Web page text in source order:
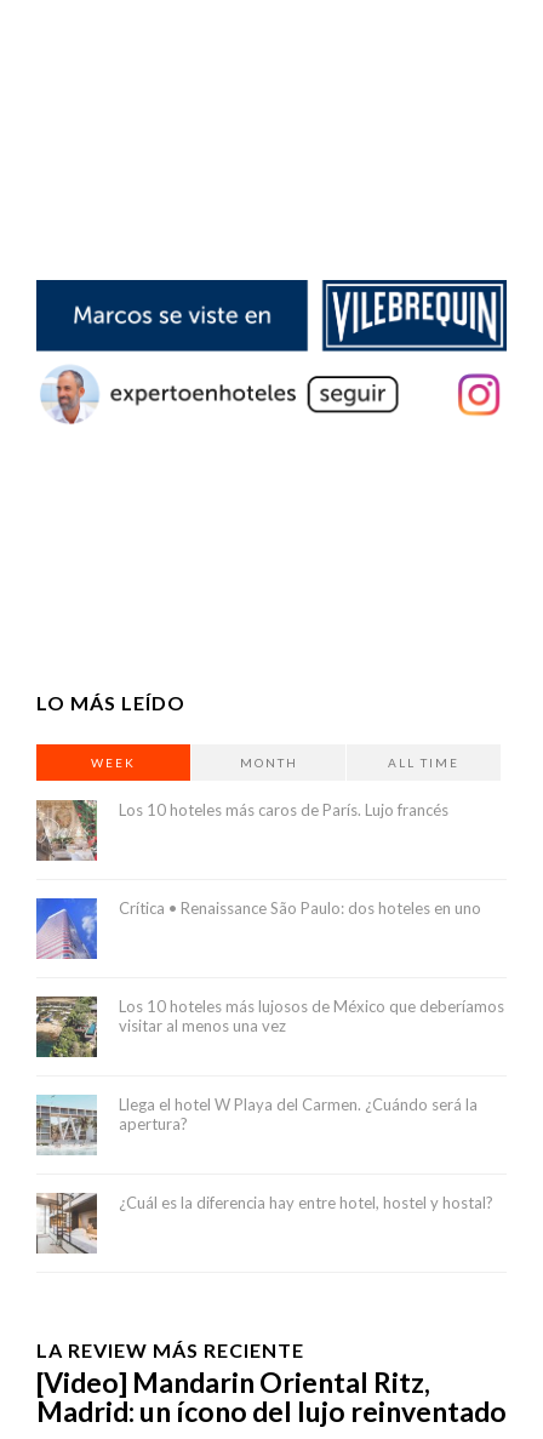
LO MÁS LEÍDO
WEEK MONTH ALL TIME
Los 10 hoteles más caros de París. Lujo francés
Crítica • Renaissance São Paulo: dos hoteles en uno
Los 10 hoteles más lujosos de México que deberíamos
visitar al menos una vez
Llega el hotel W Playa del Carmen. ¿Cuándo será la
apertura?
¿Cuál es la diferencia hay entre hotel, hostel y hostal?
LA REVIEW MÁS RECIENTE
[Video] Mandarin Oriental Ritz,
Madrid: un ícono del lujo reinventado